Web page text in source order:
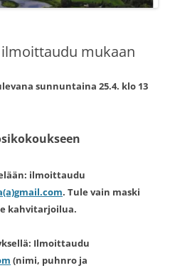
mukaan
sunnuntaina 25.4. klo 13
ilmoittaudu
. Tule vain maski
kahvitarjoilua.
Ilmoittaudu
(nimi, puhnro ja